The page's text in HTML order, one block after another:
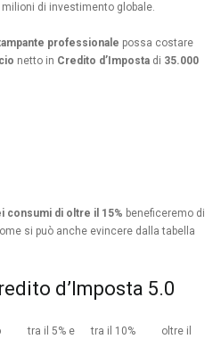
milioni di investimento globale.
professionale possa costare
netto in Credito d’Imposta di 35.000
consumi di oltre il 15% beneficeremo di
si può anche evincere dalla tabella
d’Imposta 5.0
tra il 5% e
tra il 10%
oltre il